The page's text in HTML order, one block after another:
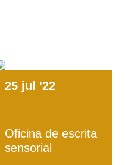
25 jul '22
Oficina de escrita
sensorial